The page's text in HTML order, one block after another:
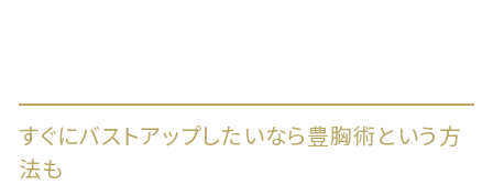
すぐにバストアップしたいなら豊胸術という方
法も